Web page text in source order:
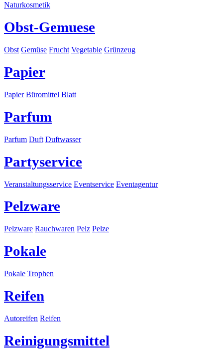
Naturkosmetik
Obst-Gemuese
Obst Gemüse Frucht Vegetable Grünzeug
Papier
Papier Büromittel Blatt
Parfum
Parfum Duft Duftwasser
Partyservice
Veranstaltungsservice Eventservice Eventagentur
Pelzware
Pelzware Rauchwaren Pelz Pelze
Pokale
Pokale Trophen
Reifen
Autoreifen Reifen
Reinigungsmittel